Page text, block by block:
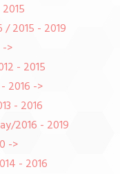
/ 2015 - 2019
>
- 2015
2016 ->
- 2016
2016 - 2019
->
- 2016